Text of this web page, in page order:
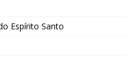
Espírito Santo